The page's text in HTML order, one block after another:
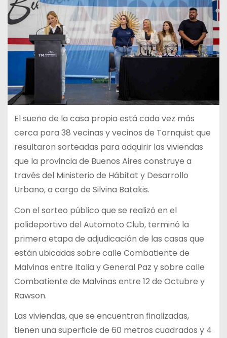
El sueño de la casa propia está cada vez más
cerca para 38 vecinas y vecinos de Tornquist que
resultaron sorteadas para adquirir las viviendas
que la provincia de Buenos Aires construye a
través del Ministerio de Hábitat y Desarrollo
Urbano, a cargo de Silvina Batakis.
Con el sorteo público que se realizó en el
polideportivo del Automoto Club, terminó la
primera etapa de adjudicación de las casas que
están ubicadas sobre calle Combatiente de
Malvinas entre Italia y General Paz y sobre calle
Combatiente de Malvinas entre 12 de Octubre y
Rawson.
Las viviendas, que se encuentran finalizadas,
tienen una superficie de 60 metros cuadrados y 4